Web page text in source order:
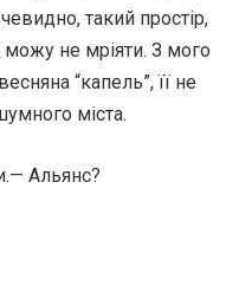
такий простір,
не мріяти. З мого
“капель”, її не
міста.
Альянс?